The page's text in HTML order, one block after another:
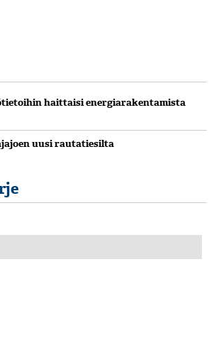
haittaisi energiarakentamista
uusi rautatiesilta